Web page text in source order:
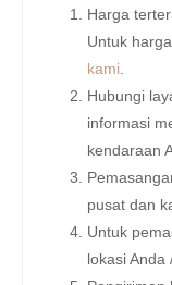
Harga
Untuk
kami
Hubungi
informasi
kendaraan
pusat dan
Untuk
lokasi Anda